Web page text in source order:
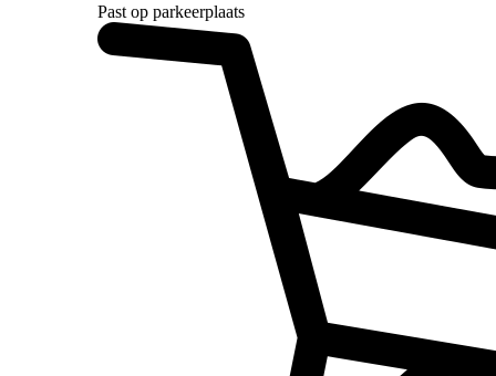
Past op parkeerplaats